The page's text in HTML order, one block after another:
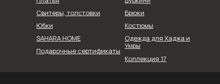
Коллекция 17
Юбки
Брюки
SAHARA HOME
Свитеры, толстовки
Костюмы
Подарочные сертификаты
Одежда для Хаджа и
Умры